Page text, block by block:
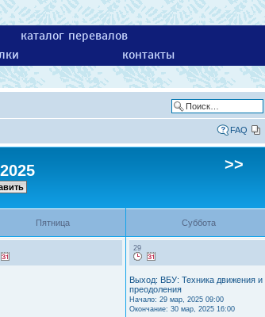
каталог перевалов
контакты
FAQ
>>
Пятница Суббота
29
Выход: ВБУ: Техника движения и
преодоления
Начало: 29 мар, 2025 09:00
Окончание: 30 мар, 2025 16:00